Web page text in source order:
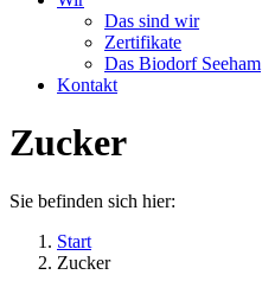
Das sind wir
Zertifikate
Das Biodorf Seeham
Kontakt
Zucker
Sie befinden sich hier:
Start
Zucker